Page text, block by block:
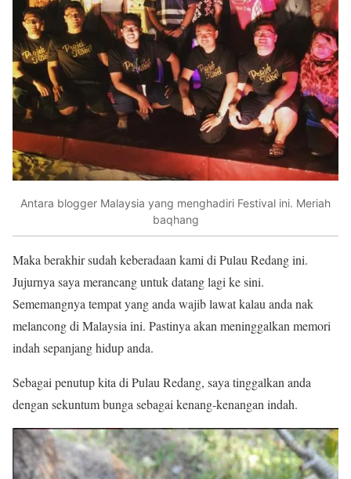
Antara blogger Malaysia yang menghadiri Festival ini. Meriah
baqhang
Maka berakhir sudah keberadaan kami di Pulau Redang ini.
Jujurnya saya merancang untuk datang lagi ke sini.
Sememangnya tempat yang anda wajib lawat kalau anda nak
melancong di Malaysia ini. Pastinya akan meninggalkan memori
indah sepanjang hidup anda.
Sebagai penutup kita di Pulau Redang, saya tinggalkan anda
dengan sekuntum bunga sebagai kenang-kenangan indah.